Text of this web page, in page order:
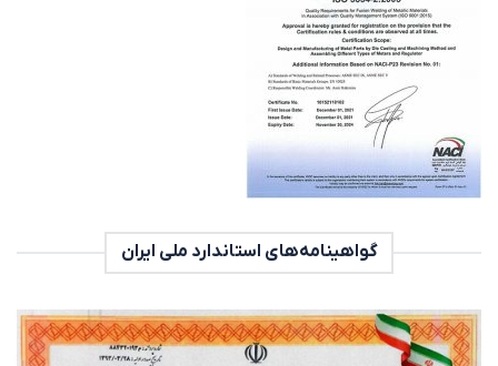
گواهینامه‌های استاندارد ملی ایران